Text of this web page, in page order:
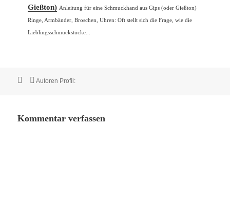
Gießton) Anleitung für eine Schmuckhand aus Gips (oder Gießton)
Ringe, Armbänder, Broschen, Uhren: Oft stellt sich die Frage, wie die
Lieblingsschmuckstücke...
Veröffentlicht
Autor
Autoren Profil:
Kommentar verfassen